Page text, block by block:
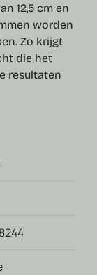
12,5 cm en
worden
Zo krijgt
die het
resultaten